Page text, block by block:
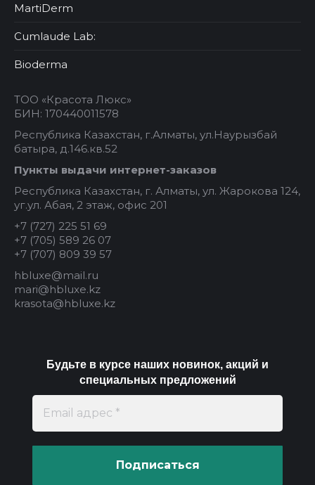
MartiDerm
Cumlaude Lab:
Bioderma
ТОО «Красота Люкс»
БИН: 170440011578
Республика Казахстан, г.Алматы, ул.Наурызбай
батыра, д.146.кв.52
Пункты выдачи интернет-заказов
Республика Казахстан, г. Алматы, ул. Жарокова 124,
уг.ул. Абая, 2 этаж, офис 201
+7 (727) 225 51 69
+7 (705) 589 26 07
+7 (707) 809 39 57
hbluxe@mail.ru
mari@hbluxe.kz
krasota@hbluxe.kz
Будьте в курсе наших новинок, акций и
специальных предложений